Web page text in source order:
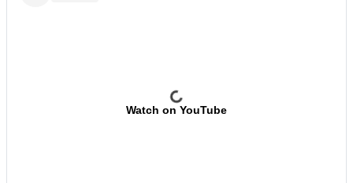
Watch on YouTube